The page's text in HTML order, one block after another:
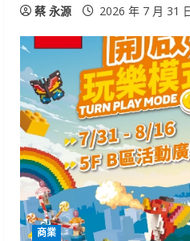
蔡 永源 2026 年 7 月 31
商業